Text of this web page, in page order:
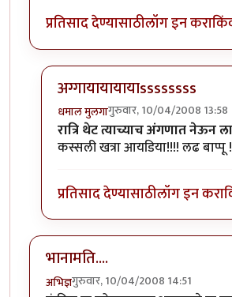
प्रतिसाद देण्यासाठीलॉग इन करा
अग्गायायायायाssssssss
धमाल मुलगागुरुवार, 10/04/2008 13:58
In reply toकशाला चिठ्या
रात्रि थेट त्याच्याच अंगणात नेऊन
कस्सली खत्रा आयडिया!!!! लढ बाप्पू !
प्रतिसाद देण्यासाठीलॉग इन करा
भानामति....
अभिज्ञगुरुवार, 10/04/2008 14:51